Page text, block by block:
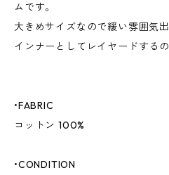
ムです。
大きめサイズなので緩い雰囲気出
インナーとしてレイヤードするの
•FABRIC
コットン 100%
•CONDITION